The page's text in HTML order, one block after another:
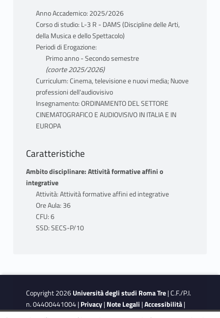
Anno Accademico: 2025/2026
Corso di studio: L-3 R - DAMS (Discipline delle Arti,
della Musica e dello Spettacolo)
Periodi di Erogazione:
Primo anno - Secondo semestre
(coorte 2025/2026)
Curriculum: Cinema, televisione e nuovi media; Nuove
professioni dell'audiovisivo
Insegnamento: ORDINAMENTO DEL SETTORE
CINEMATOGRAFICO E AUDIOVISIVO IN ITALIA E IN
EUROPA
Caratteristiche
Ambito disciplinare: Attività formative affini o
integrative
Attività: Attività formative affini ed integrative
Ore Aula: 36
CFU: 6
SSD: SECS-P/10
Copyright 2026Università degli studi Roma Tre| C.F./P.I.
n. 04400441004 |Privacy|Note Legali |Accessibilità|
Obiettivi di accessibilità
Dichiarazione di accessibilità